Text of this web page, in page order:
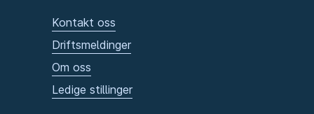
Kontakt oss
Driftsmeldinger
Om oss
Ledige stillinger